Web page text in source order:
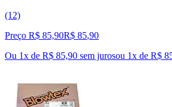
(12)
Preço R$ 85,90R$ 85,90
Ou 1x de R$ 85,90 sem jurosou 1x de R$